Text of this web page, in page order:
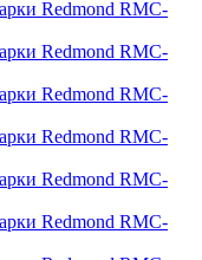
Redmond RMC-
Redmond RMC-
Redmond RMC-
Redmond RMC-
Redmond RMC-
Redmond RMC-